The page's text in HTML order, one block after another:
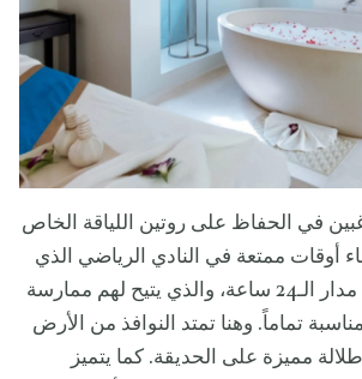
في الحفاظ على روتين اللياقة الخاص
أوقات ممتعة في النادي الرياضي الذي
يستقبل الرواد على مدار الـ24 ساعة، والذي يتيح لهم ممارسة
تماماً. وهنا تمتد النوافذ من الأرض
مميزة على الحديقة. كما يتميز